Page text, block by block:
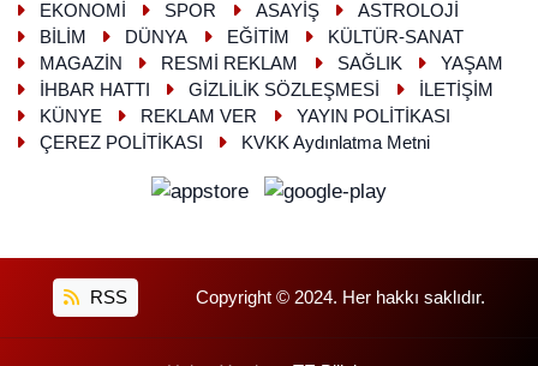
EKONOMİ
SPOR ASAYİŞ
ASTROLOJİ
BİLİM
DÜNYA EĞİTİM
KÜLTÜR-SANAT
MAGAZİN
RESMİ REKLAM SAĞLIK
YAŞAM
İHBAR HATTI
GİZLİLİK SÖZLEŞMESİ
İLETİŞİM
KÜNYE
REKLAM VER
YAYIN POLİTİKASI
ÇEREZ POLİTİKASI
KVKK Aydınlatma Metni
RSS Copyright © 2024. Her hakkı saklıdır.